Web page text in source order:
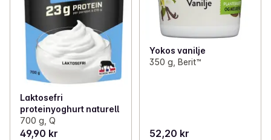
Laktosefri
proteinyoghurt naturell
700 g, Q
49,90 kr
Yokos vanilje
350 g, Berit™
52,20 kr